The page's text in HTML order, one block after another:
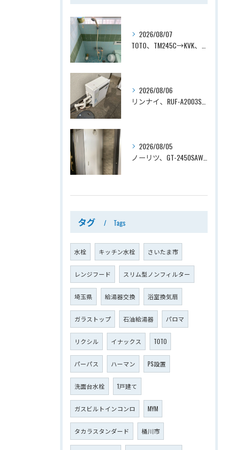
2026/08/07
TOTO、TM245C→KVK、KF800T、壁付タイプ、サーモスタット付シャワーバス水栓、浴室用水栓交換工事ー埼玉県上尾市平塚
2026/08/06
リンナイ、RUF-A2003SAG(A)→ノーリツ、GT-C2072SAR-1 BL、20号、エコジョーズ、オート、屋外据置型、給湯器交換工事ー埼玉県上尾市平塚
2026/08/05
ノーリツ、GT-2450SAWX-TB→ノーリツ、GT-2470SAW-TB-1 BL 、24号、オート、PS扉内後方排気、給湯器交換工事ー埼玉県さいたま市南区鹿手袋
タグ Tags
水栓 キッチン水栓 さいたま市
レンジフード スリム型ノンフィルター
埼玉県 給湯器交換 浴室換気扇
ガラストップ 石油給湯器 パロマ
リクシル イナックス TOTO
パーパス ハーマン PS設置
洗面台水栓 1戸建て
ガスビルトインコンロ MYM
タカラスタンダード 桶川市